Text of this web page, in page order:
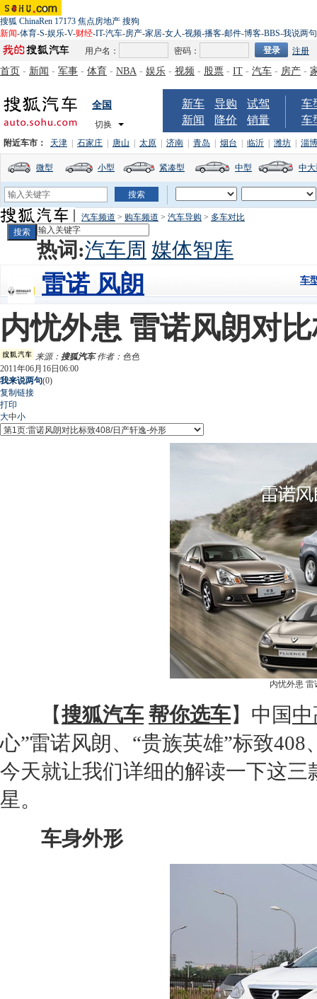
搜狐 ChinaRen 17173 焦点房地产 搜狗
新闻-体育-S-娱乐-V-财经-IT-汽车-房产-家居-女人-视频-播客-邮件-博客-BBS-我说两句
用户名：
密码： 注册
首页 - 新闻 - 军事 - 体育 - NBA - 娱乐 - 视频 - 股票 - IT - 汽车 - 房产 -
全国
切换
新车 导购
试驾
新闻
降价 销量
车
车
附近车市： 天津 石家庄 唐山 太原 济南 青岛 烟台 临沂 潍坊 淄博
微型 小型 紧凑型 中型 中
汽车频道 > 购车频道 > 汽车导购 > 多车对比
热词:汽车周 媒体智库
车
雷诺 风朗
内忧外患 雷诺风朗对
来源： 搜狐汽车作者：色色
2011年06月16日06:00
我来说两句(0)
复制链接
打印
大中小
内忧外患 雷
【搜狐汽车 帮你选车】中国
心”雷诺风朗、“贵族英雄”标致408
今天就让我们详细的解读一下这
星。
车身外形